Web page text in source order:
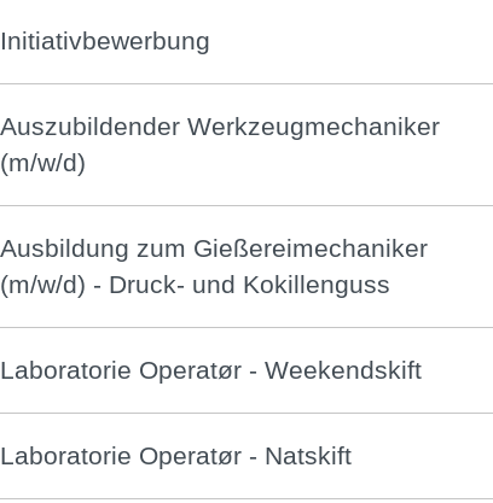
Initiativbewerbung
Auszubildender Werkzeugmechaniker
(m/w/d)
Ausbildung zum Gießereimechaniker
(m/w/d) - Druck- und Kokillenguss
Laboratorie Operatør - Weekendskift
Laboratorie Operatør - Natskift